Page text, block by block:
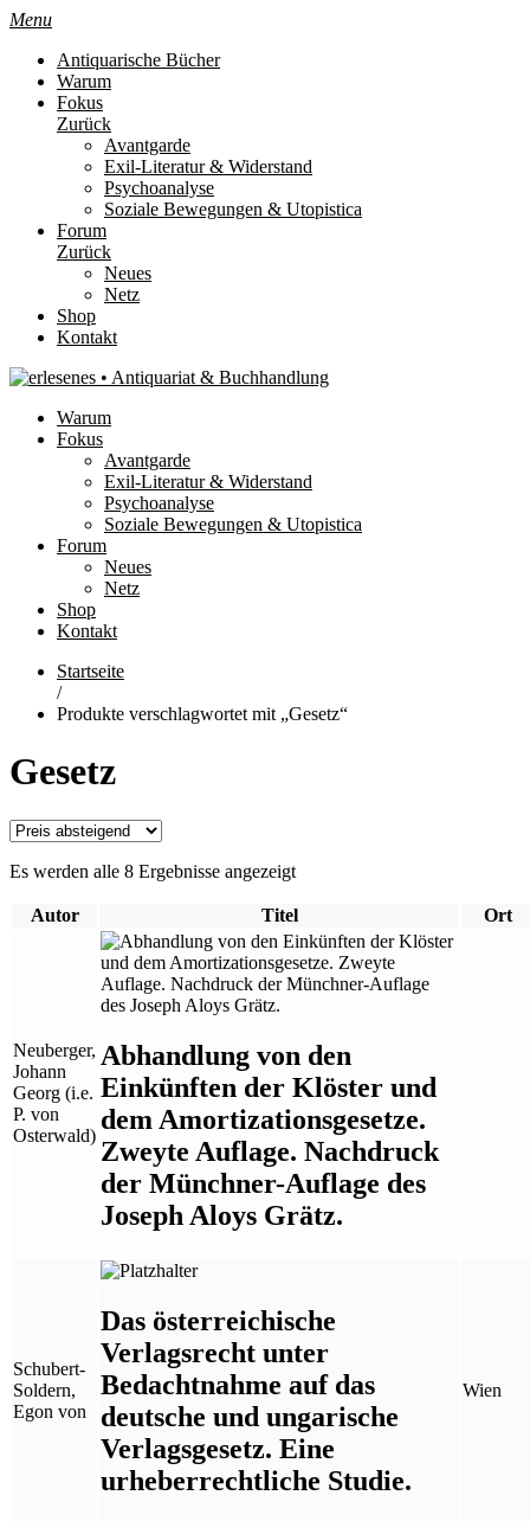
Menu
Antiquarische Bücher
Warum
Fokus
Zurück
Avantgarde
Exil-Literatur & Widerstand
Psychoanalyse
Soziale Bewegungen & Utopistica
Forum
Zurück
Neues
Netz
Shop
Kontakt
Warum
Fokus
Avantgarde
Exil-Literatur & Widerstand
Psychoanalyse
Soziale Bewegungen & Utopistica
Forum
Neues
Netz
Shop
Kontakt
Startseite
/
Produkte verschlagwortet mit „Gesetz“
Gesetz
Es werden alle 8 Ergebnisse angezeigt
Autor Titel Ort
Neuberger,
Johann
Georg (i.e.
P. von
Osterwald)
Abhandlung von den
Einkünften der Klöster und
dem Amortizationsgesetze.
Zweyte Auflage. Nachdruck
der Münchner-Auflage des
Joseph Aloys Grätz.
Schubert-
Soldern,
Egon von
Das österreichische
Verlagsrecht unter
Bedachtnahme auf das
deutsche und ungarische
Verlagsgesetz. Eine
urheberrechtliche Studie.
Wien